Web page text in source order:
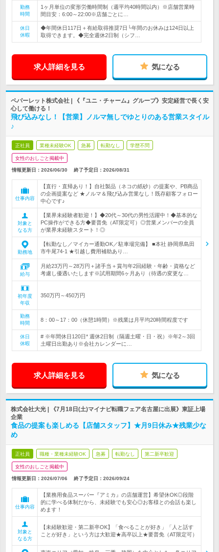
勤務
時間
1ヶ月単位の変形労働時間制（週平均40時間以内）※店舗営業時
間目安：6:00～22:00※店舗ごとに…
休日
休暇
◆年間休日117日＋有給取得推奨7日└年間のお休みは124日以上
取得できます。◆完全週休2日制（シフ…
求人詳細を見る 気になる
ペパーレット株式会社 | 《『ユニ・チャーム』グループ》安定経営で長く安
心して働ける！
飛び込みなし！【営業】ノルマ無しでゆとりのある営業スタイル
♪
正社員 業種未経験OK 急募 転勤なし 学歴不問
女性のおしごと掲載中
情報更新日：2026/06/30 終了予定日： 2026/08/31
仕事内容
【直行・直帰あり！】自社製品（ネコの紙砂）の提案や、PB商品
の企画提案など ★ノルマ＆飛び込み営業なし！既存顧客フォロー
中心です♪
対象と
なる方
【業界未経験者歓迎！】◆20代～30代の男性活躍中！◆基本的な
PC操作ができる方◆要普免（AT限定可）◎営業メンバーの全員
が業界未経験スタート！◎
勤務地
【転勤なし／マイカー通勤OK／駐車場完備】 ■本社 静岡県島田
市牛尾74-1 ★引越し費用補助あり…
給与
月給23万円～28万円＋諸手当＋賞与年2回経験・年齢・資格など
考慮し優遇いたします※試用期間6ヶ月あり（待遇の変更な…
初年度
年収
350万円～450万円
勤務
時間
8：00～17：00（休憩1時間）※残業は月平均20時間程度です
休日
休暇
# ※年間休日120日* 週休2日制（隔週土曜・日・祝）※年2～3回
土曜日出勤あり※会社カレンダーに…
求人詳細を見る 気になる
株式会社大光 | 《7月18日(土)マイナビ転職フェア名古屋に出展》東証上場
企業
食品の提案も楽しめる【店舗スタッフ】★月9日休み★残業少な
め
正社員 職種・業種未経験OK 急募 転勤なし 第二新卒歓迎
女性のおしごと掲載中
情報更新日：2026/07/06 終了予定日： 2026/09/24
仕事内容
【業務用食品スーパー『アミカ』の店舗運営】希望休OK◎段階
的に学べる体制だから、未経験でも安心◎お客様との会話も楽し
めます！
対象と
なる方
【未経験歓迎・第二新卒OK】「食べることが好き」「人と話す
ことが好き」という方は大歓迎★高卒以上★要普免（AT限定可）